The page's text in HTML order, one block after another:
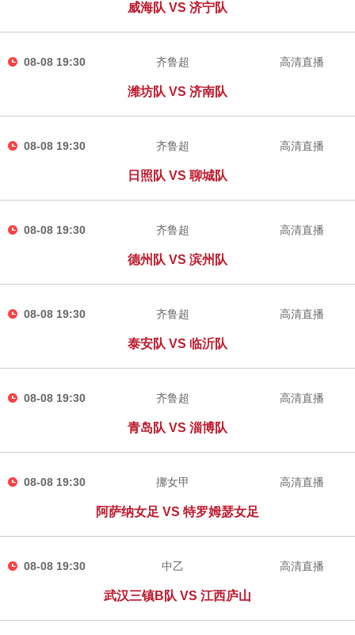
威海队 VS 济宁队
08-08 19:30 齐鲁超
潍坊队 VS 济南队
高清直播
08-08 19:30 齐鲁超
日照队 VS 聊城队
高清直播
08-08 19:30 齐鲁超
德州队 VS 滨州队
高清直播
08-08 19:30 齐鲁超
泰安队 VS 临沂队
高清直播
08-08 19:30 齐鲁超
青岛队 VS 淄博队
高清直播
08-08 19:30 挪女甲
阿萨纳女足 VS 特罗姆瑟女足
高清直播
08-08 19:30 中乙
武汉三镇B队 VS 江西庐山
高清直播